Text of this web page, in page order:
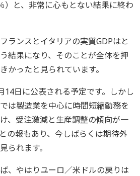
）と、非常に心もとない結果に終わ
ランスとイタリアの実質GDPはと
結果になり、そのことが全体を押
かったと見られています。
14日に公表される予定です。しかし
は製造業を中心に時間短縮勤務を
、受注激減と生産調整の傾向が一
の報もあり、今しばらくは期待外
られます。
、やはりユーロ／米ドルの戻りは